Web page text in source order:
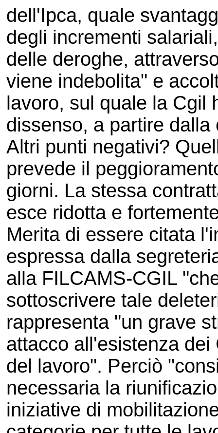
dell'Ipca, quale
degli incrementi
delle deroghe,
viene indebolita" e
lavoro, sul quale la Cgil
dissenso, a partire dalla
Altri punti negativi?
prevede il
giorni. La stessa
esce ridotta e
Merita di essere citata
espressa dalla
alla FILCAMS-CGIL
sottoscrivere tale
rappresenta "un grave
attacco all'esistenza
del lavoro". Perciò
necessaria la
iniziative di